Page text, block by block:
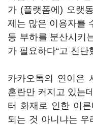
가 (플랫폼에) 오랫
제는 많은 이용자를
등 부하를 분산시키
가 필요하다“고 진단
카카오톡의 연이은
혼란만 커지고 있는
터 화재로 인한 이른
되는 것 아니냐는